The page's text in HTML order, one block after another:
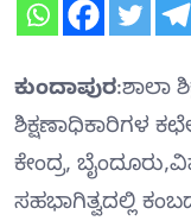
ಕುಂದಾಪುರ:ಶಾಲಾ
ಶಿಕ್ಷಣಾಧಿಕಾರಿಗಳ
ಕೇಂದ್ರ,
ಸಹಭಾಗಿತ್ವದಲ್ಲಿ